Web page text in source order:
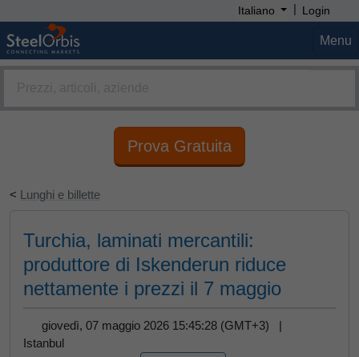
Italiano | Login
Menu
Prova Gratuita
< Lunghi e billette
Turchia, laminati mercantili:
produttore di Iskenderun riduce
nettamente i prezzi il 7 maggio
giovedì, 07 maggio 2026 15:45:28 (GMT+3) |
Istanbul